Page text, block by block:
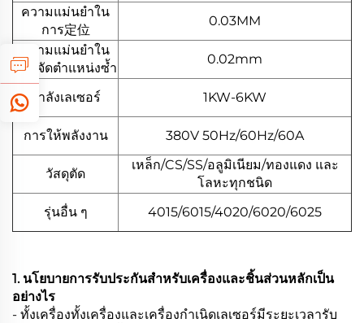
ความแม่นยำใน
การ定位
0.03MM
ความแม่นยำใน
การจัดตำแหน่งซ้ำ
0.02mm
กำลังเลเซอร์ 1KW-6KW
การให้พลังงาน 380V 50Hz/60Hz/60A
วัสดุตัด
เหล็ก/CS/SS/อลูมิเนียม/ทองแดง และ
โลหะทุกชนิด
รุ่นอื่น ๆ
4015/6015/4020/6020/6025
1. นโยบายการรับประกันสำหรับเครื่องและชิ้นส่วนหลักเป็น
อย่างไร
- ทั้งเครื่องทั้งเครื่องและเครื่องกำเนิดเลเซอร์มีระยะเวลารับ